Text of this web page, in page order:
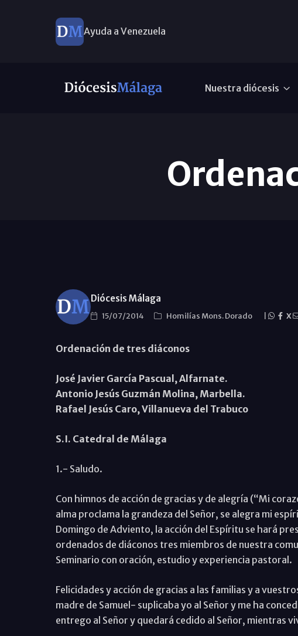
Ayuda a Venezuela
Nuestra diócesis
Diócesis Málaga
15/07/2014 Homilías Mons. Dorado X
Ordenación de tres diáconos
José Javier García Pascual, Alfarnate.
Antonio Jesús Guzmán Molina, Marbella.
Rafael Jesús Caro, Villanueva del Trabuco
S.I. Catedral de Málaga
1.- Saludo.
Con himnos de acción de gracias y de alegría (“Mi
alma proclama la grandeza del Señor, se alegra mi
Domingo de Adviento, la acción del Espíritu se hará
ordenados de diáconos tres miembros de nuestra
Seminario con oración, estudio y experiencia pastoral.
Felicidades y acción de gracias a las familias y a
madre de Samuel- suplicaba yo al Señor y me ha
entrego al Señor y quedará cedido al Señor, mientras